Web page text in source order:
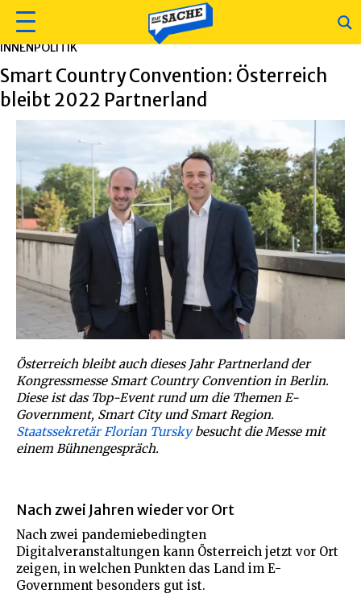
INNENPOLITIK
Smart Country Convention: Österreich
bleibt 2022 Partnerland
Österreich bleibt auch dieses Jahr Partnerland der
Kongressmesse Smart Country Convention in Berlin.
Diese ist das Top-Event rund um die Themen E-
Government, Smart City und Smart Region.
Staatssekretär Florian Turskybesucht die Messe mit
einem Bühnengespräch.
Nach zwei Jahren wieder vor Ort
Nach zwei pandemiebedingten
Digitalveranstaltungen kann Österreich jetzt vor Ort
zeigen, in welchen Punkten das Land im E-
Government besonders gut ist.